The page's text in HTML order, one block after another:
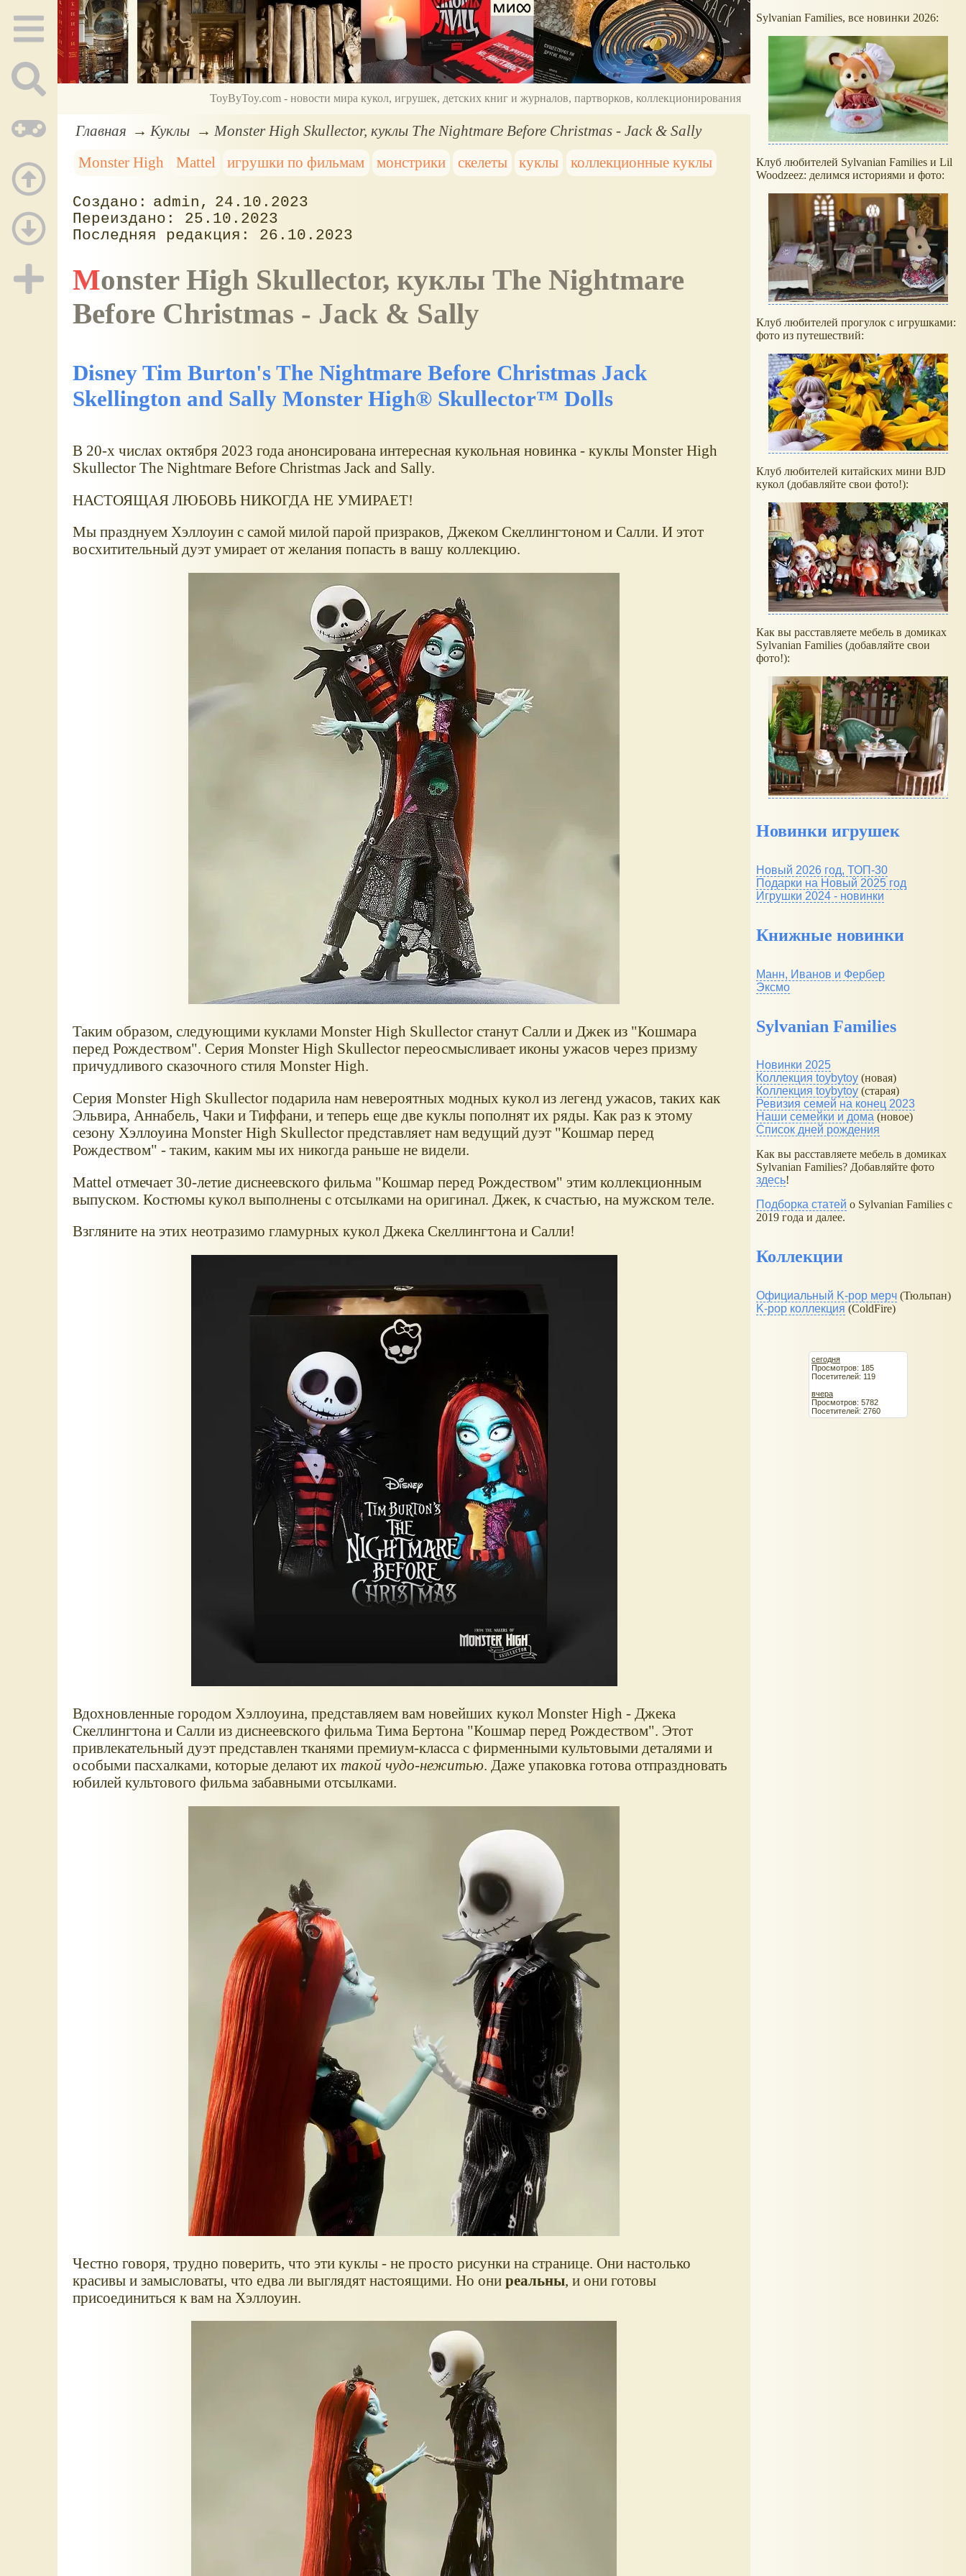
ToyByToy.com - новости мира кукол, игрушек, детских книг и журналов, партворков, коллекционирования
Главная Куклы
Monster High Skullector, куклы The Nightmare Before Christmas - Jack & Sally
Monster High
Mattel игрушки по фильмам монстрики скелеты куклы коллекционные куклы
admin
24.10.2023
25.10.2023
26.10.2023
Monster High Skullector, куклы The Nightmare
Before Christmas - Jack & Sally
Disney Tim Burton's The Nightmare Before Christmas Jack
Skellington and Sally Monster High® Skullector™ Dolls
В 20-х числах октября 2023 года анонсирована интересная кукольная новинка - куклы Monster High
Skullector The Nightmare Before Christmas Jack and Sally.
НАСТОЯЩАЯ ЛЮБОВЬ НИКОГДА НЕ УМИРАЕТ!
Мы празднуем Хэллоуин с самой милой парой призраков, Джеком Скеллингтоном и Салли. И этот
восхитительный дуэт умирает от желания попасть в вашу коллекцию.
Таким образом, следующими куклами Monster High Skullector станут Салли и Джек из "Кошмара
перед Рождеством". Серия Monster High Skullector переосмысливает иконы ужасов через призму
причудливого сказочного стиля Monster High.
Серия Monster High Skullector подарила нам невероятных модных кукол из легенд ужасов, таких как
Эльвира, Аннабель, Чаки и Тиффани, и теперь еще две куклы пополнят их ряды. Как раз к этому
сезону Хэллоуина Monster High Skullector представляет нам ведущий дуэт "Кошмар перед
Рождеством" - таким, каким мы их никогда раньше не видели.
Mattel отмечает 30-летие диснеевского фильма "Кошмар перед Рождеством" этим коллекционным
выпуском. Костюмы кукол выполнены с отсылками на оригинал. Джек, к счастью, на мужском теле.
Взгляните на этих неотразимо гламурных кукол Джека Скеллингтона и Салли!
Вдохновленные городом Хэллоуина, представляем вам новейших кукол Monster High - Джека
Скеллингтона и Салли из диснеевского фильма Тима Бертона "Кошмар перед Рождеством". Этот
привлекательный дуэт представлен тканями премиум-класса с фирменными культовыми деталями и
особыми пасхалками, которые делают их такой чудо-нежитью. Даже упаковка готова отпраздновать
юбилей культового фильма забавными отсылками.
Честно говоря, трудно поверить, что эти куклы - не просто рисунки на странице. Они настолько
красивы и замысловаты, что едва ли выглядят настоящими. Но они реальны, и они готовы
присоединиться к вам на Хэллоуин.
Sylvanian Families, все новинки 2026:
Клуб любителей Sylvanian Families и Lil
Woodzeez: делимся историями и фото:
Клуб любителей прогулок с игрушками:
фото из путешествий:
Клуб любителей китайских мини BJD
кукол (добавляйте свои фото!):
Как вы расставляете мебель в домиках
Sylvanian Families (добавляйте свои
фото!):
Новинки игрушек
Новый 2026 год, ТОП-30
Подарки на Новый 2025 год
Игрушки 2024 - новинки
Книжные новинки
Манн, Иванов и Фербер
Эксмо
Sylvanian Families
Новинки 2025
Коллекция toybytoy (новая)
Коллекция toybytoy (старая)
Ревизия семей на конец 2023
Наши семейки и дома (новое)
Список дней рождения
Как вы расставляете мебель в домиках
Sylvanian Families? Добавляйте фото
здесь!
Подборка статей о Sylvanian Families с
2019 года и далее.
Коллекции
Официальный K-pop мерч (Тюльпан)
K-pop коллекция (ColdFire)
сегодня
Просмотров: 185
Посетителей: 119
вчера
Просмотров: 5782
Посетителей: 2760